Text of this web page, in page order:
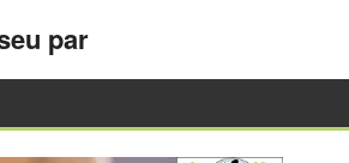
par